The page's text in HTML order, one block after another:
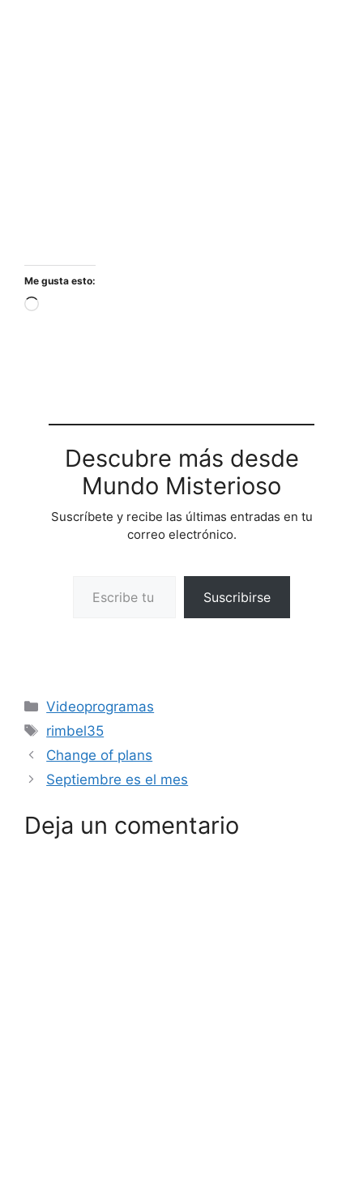
Me gusta esto:
Cargando...
Descubre más desde
Mundo Misterioso
Suscríbete y recibe las últimas entradas en tu
correo electrónico.
Suscribirse
Categorías
Videoprogramas
Etiquetas
rimbel35
Change of plans
Septiembre es el mes
Deja un comentario